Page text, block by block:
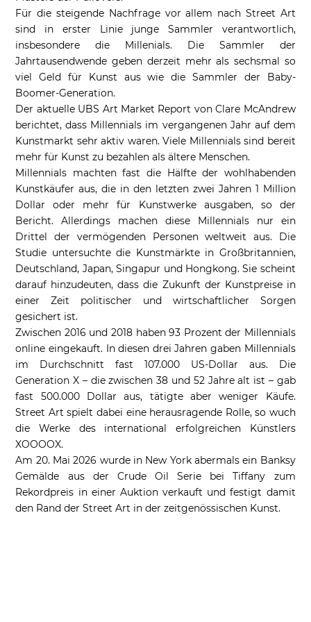
Für die steigende Nachfrage vor allem nach Street Art
sind in erster Linie junge Sammler verantwortlich,
insbesondere die Millenials. Die Sammler der
Jahrtausendwende geben derzeit mehr als sechsmal so
viel Geld für Kunst aus wie die Sammler der Baby-
Boomer-Generation.
Der aktuelle UBS Art Market Report von Clare McAndrew
berichtet, dass Millennials im vergangenen Jahr auf dem
Kunstmarkt sehr aktiv waren. Viele Millennials sind bereit
mehr für Kunst zu bezahlen als ältere Menschen.
Millennials machten fast die Hälfte der wohlhabenden
Kunstkäufer aus, die in den letzten zwei Jahren 1 Million
Dollar oder mehr für Kunstwerke ausgaben, so der
Bericht. Allerdings machen diese Millennials nur ein
Drittel der vermögenden Personen weltweit aus. Die
Studie untersuchte die Kunstmärkte in Großbritannien,
Deutschland, Japan, Singapur und Hongkong. Sie scheint
darauf hinzudeuten, dass die Zukunft der Kunstpreise in
einer Zeit politischer und wirtschaftlicher Sorgen
gesichert ist.
Zwischen 2016 und 2018 haben 93 Prozent der Millennials
online eingekauft. In diesen drei Jahren gaben Millennials
im Durchschnitt fast 107.000 US-Dollar aus. Die
Generation X – die zwischen 38 und 52 Jahre alt ist – gab
fast 500.000 Dollar aus, tätigte aber weniger Käufe.
Street Art spielt dabei eine herausragende Rolle, so wuch
die Werke des international erfolgreichen Künstlers
XOOOOX.
Am 20. Mai 2026 wurde in New York abermals ein Banksy
Gemälde aus der Crude Oil Serie bei Tiffany zum
Rekordpreis in einer Auktion verkauft und festigt damit
den Rand der Street Art in der zeitgenössischen Kunst.